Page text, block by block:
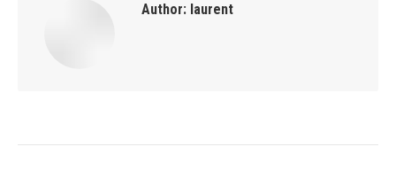
Author: laurent